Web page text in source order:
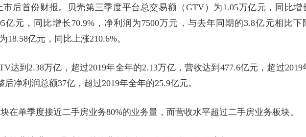
市后首份财报。贝壳第三季度平台总交易额（GTV）为1.05万亿元，同比增
亿元，同比增长70.9%，净利润为7500万元，与去年同期的3.8亿元相比下
18.58亿元，同比上涨210.6%。
达到2.38万亿，超过2019年全年的2.13万亿，营收达到477.6亿元，超过2019
净利润总额37亿，超过2019年全年的25.9亿元。
在单季度接近二手房业务80%的业务量，而营收水平超过二手房业务板块。